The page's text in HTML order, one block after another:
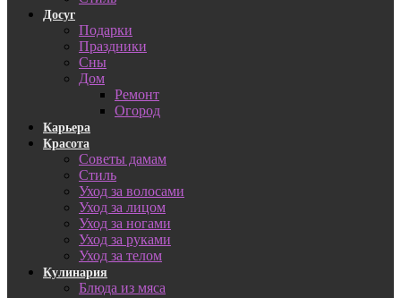
Досуг
Подарки
Праздники
Сны
Дом
Ремонт
Огород
Карьера
Красота
Советы дамам
Стиль
Уход за волосами
Уход за лицом
Уход за ногами
Уход за руками
Уход за телом
Кулинария
Блюда из мяса